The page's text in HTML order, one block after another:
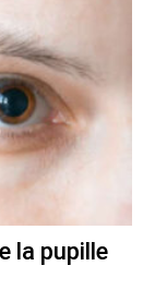
la pupille